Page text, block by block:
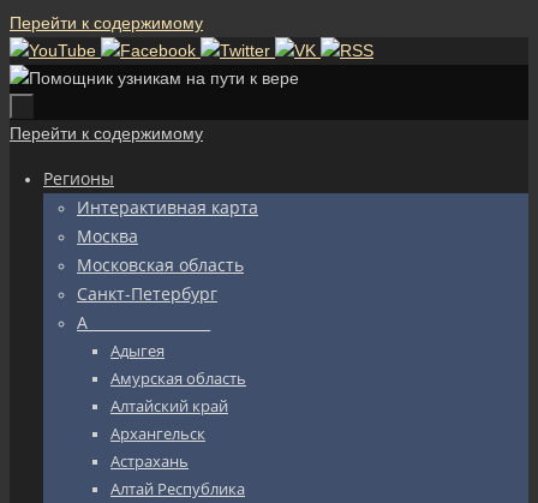
Перейти к содержимому
Перейти к содержимому
Регионы
Интерактивная карта
Москва
Московская область
Санкт-Петербург
А_________________
Адыгея
Амурская область
Алтайский край
Архангельск
Астрахань
Алтай Республика